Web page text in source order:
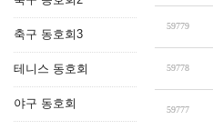
축구 동호회3
테니스 동호회
야구 동호회
59779
59778
59777